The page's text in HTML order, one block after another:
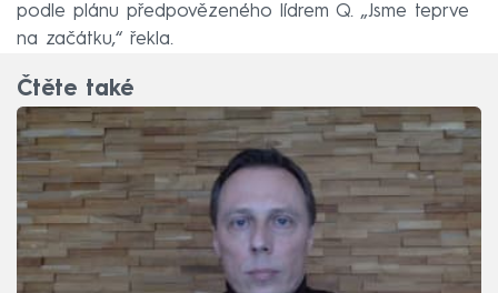
podle plánu předpovězeného lídrem Q. „Jsme teprve
na začátku,“ řekla.
Čtěte také